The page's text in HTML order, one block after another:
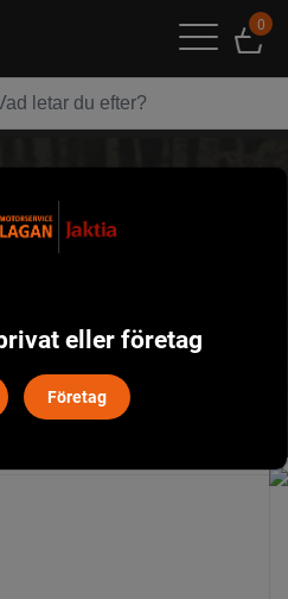
0
alla nyheter
fått in i vår
eller företag
Företag